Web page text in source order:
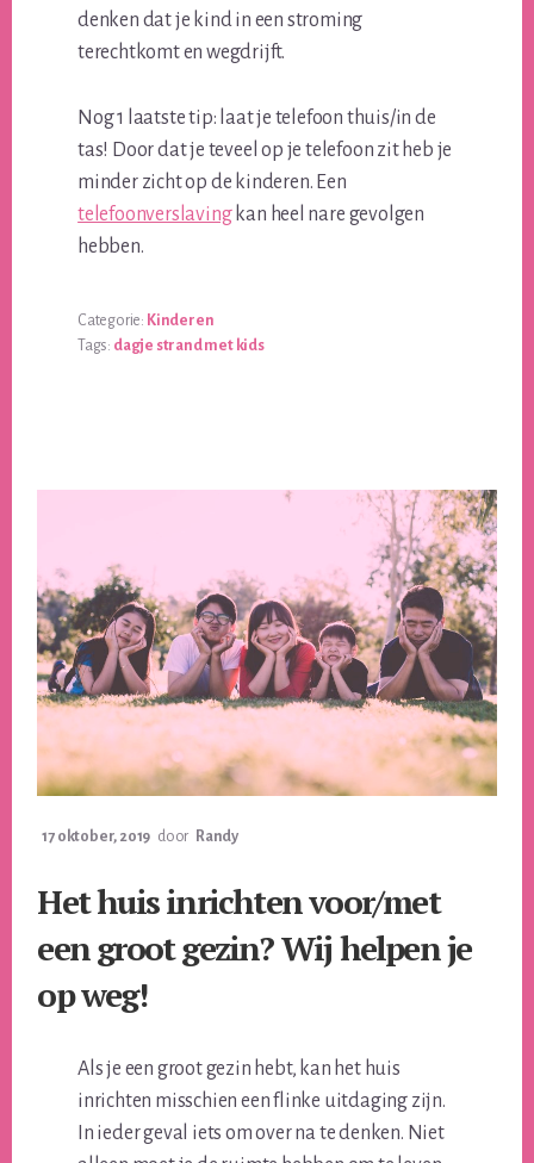
denken dat je kind in een stroming
terechtkomt en wegdrijft.
Nog 1 laatste tip: laat je telefoon thuis/in de
tas! Door dat je teveel op je telefoon zit heb je
minder zicht op de kinderen. Een
telefoonverslavingkan heel nare gevolgen
hebben.
Categorie: Kinderen
Tags: dagje strand met kids
17 oktober, 2019 door Randy
Het huis inrichten voor/met
een groot gezin? Wij helpen je
op weg!
Als je een groot gezin hebt, kan het huis
inrichten misschien een flinke uitdaging zijn.
In ieder geval iets om over na te denken. Niet